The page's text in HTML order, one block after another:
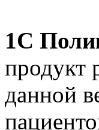
1С
продукт
данной